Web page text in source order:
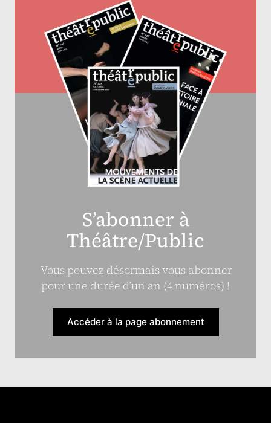
S’abonner à
Théâtre/Public
Vous pouvez désormais vous abonner
pour une durée d’un an (4 numéros) !
Accéder à la page abonnement